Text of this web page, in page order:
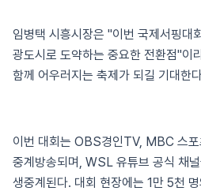
임병택 시흥시장은 "이번 국제서핑대
광도시로 도약하는 중요한 전환점"이
함께 어우러지는 축제가 되길 기대한
이번 대회는 OBS경인TV, MBC 스
중계방송되며, WSL 유튜브 공식 채
생중계된다. 대회 현장에는 1만 5천